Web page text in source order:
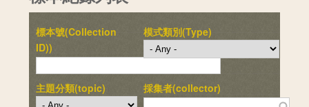
標本號(Collection
ID))
模式類別(Type)
主題分類(topic) 採集者(collector)